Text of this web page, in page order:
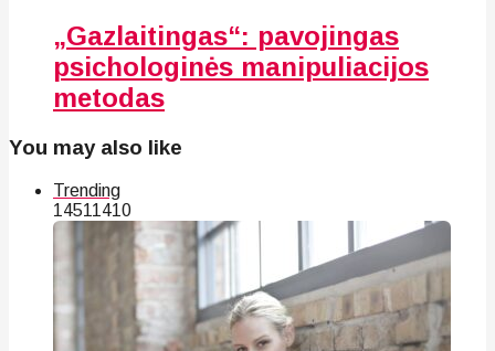
„Gazlaitingas“: pavojingas
psichologinės manipuliacijos
metodas
You may also like
Trending
14511410